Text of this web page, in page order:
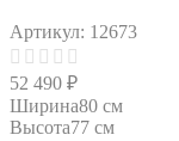
Артикул: 12673
52 490 ₽
Ширина80 см
Высота77 см